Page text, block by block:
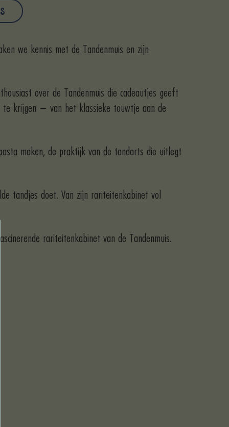
we kennis met de Tandenmuis en zijn
over de Tandenmuis die cadeautjes geeft
te krijgen – van het klassieke touwtje aan de
maken, de praktijk van de tandarts die uitlegt
tandjes doet. Van zijn rariteitenkabinet vol
rariteitenkabinet van de Tandenmuis.